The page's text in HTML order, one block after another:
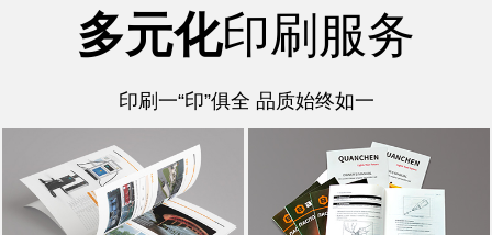
多元化印刷服务
印刷一“印”俱全 品质始终如一